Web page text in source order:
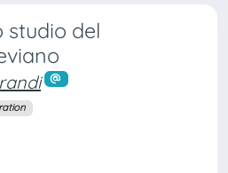
studio del